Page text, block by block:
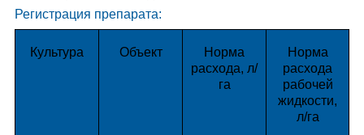
Регистрация препарата:
Культура Объект
Норма
расхода, л/
га
Норма
расхода
рабочей
жидкости,
л/га